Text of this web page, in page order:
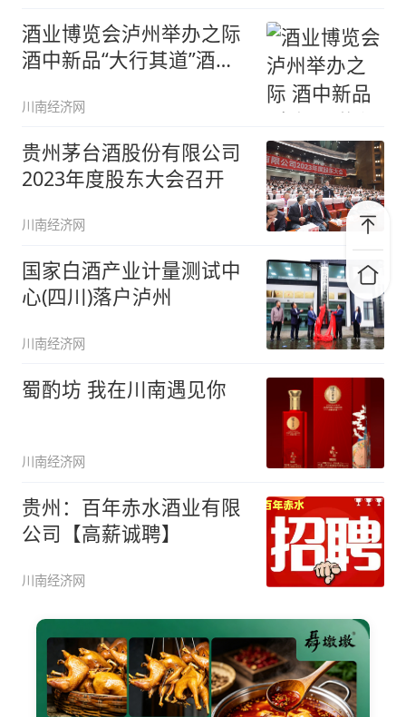
酒业博览会泸州举办之际
酒中新品“大行其道”酒横
川南经济网
贵州茅台酒股份有限公司
2023年度股东大会召开
川南经济网
国家白酒产业计量测试中
心(四川)落户泸州
川南经济网
蜀酌坊 我在川南遇见你
川南经济网
贵州：百年赤水酒业有限
公司【高薪诚聘】
川南经济网